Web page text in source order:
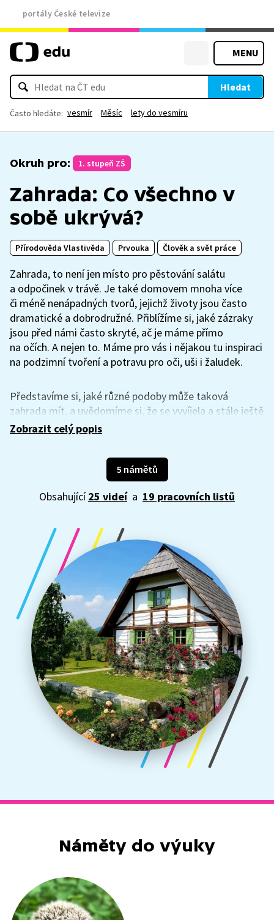
portály České televize
MENU
Hledat
Často hledáte: vesmír Měsíc lety do vesmíru
Okruh pro: 1. stupeň ZŠ
Zahrada: Co všechno v
sobě ukrývá?
Přírodověda Vlastivěda Prvouka Člověk a svět práce
Zahrada, to není jen místo pro pěstování salátu
a odpočinek v trávě. Je také domovem mnoha více
či méně nenápadných tvorů, jejichž životy jsou často
dramatické a dobrodružné. Přiblížíme si, jaké zázraky
jsou před námi často skryté, ač je máme přímo
na očích. A nejen to. Máme pro vás i nějakou tu inspiraci
na podzimní tvoření a potravu pro oči, uši i žaludek.
Představíme si, jaké různé podoby může taková
zahrada mít, a uvědomíme si, že se vyvíjela a stále ještě
vyvíjí v čase. A jaké jsou nejnovější trendy, pokud jde o
poskytují své plody? I to si povíme. A zkusili jste někdy
zavřít oči a jen tak poslouchat, jak vaše zahrada zní? My
ano. Také jsme zjišťovali, kolik druhů jablek se u nás
pěstuje a jak se správně uskladňují na zimu. A ani
Zobrazit celý popis
5 námětů
Obsahující25 videí a 19 pracovních listů
Náměty do výuky